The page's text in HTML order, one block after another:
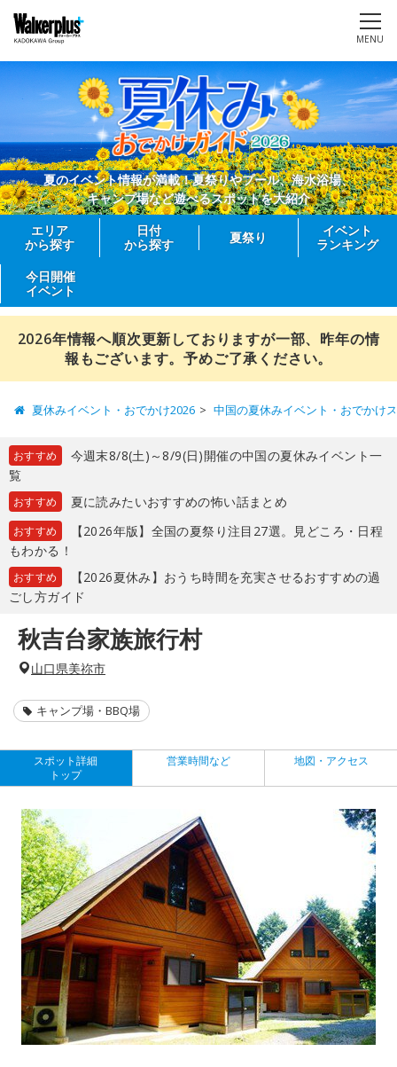
MENU
夏のイベント情報が満載！夏祭りやプール、海水浴場、
キャンプ場など遊べるスポットを大紹介
エリア
から探す
日付
から探す
夏祭り
イベント
ランキング
今日開催
イベント
2026年情報へ順次更新しておりますが一部、昨年の情
報もございます。予めご了承ください。
夏休みイベント・おでかけ2026 中国の夏休みイベント・おでかけ
おすすめ
今週末8/8(土)～8/9(日)開催の中国の夏休みイベント一
覧
おすすめ 夏に読みたいおすすめの怖い話まとめ
おすすめ
【2026年版】全国の夏祭り注目27選。見どころ・日程
もわかる！
おすすめ
【2026夏休み】おうち時間を充実させるおすすめの過
ごし方ガイド
秋吉台家族旅行村
山口県美祢市
キャンプ場・BBQ場
スポット詳細
トップ
営業時間など 地図・アクセス